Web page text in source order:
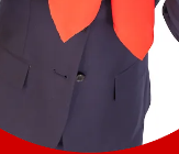
Maple Leaf